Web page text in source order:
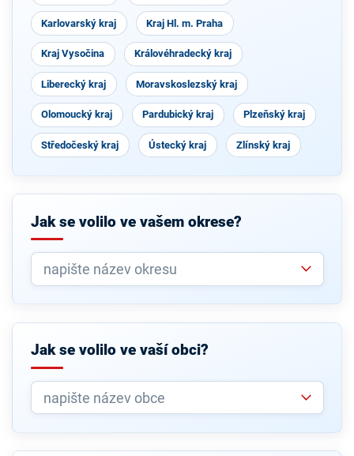
Karlovarský kraj Kraj Hl. m. Praha
Kraj Vysočina Královéhradecký kraj
Liberecký kraj Moravskoslezský kraj
Olomoucký kraj Pardubický kraj Plzeňský kraj
Středočeský kraj Ústecký kraj Zlínský kraj
Jak se volilo ve vašem okrese?
Jak se volilo ve vaší obci?